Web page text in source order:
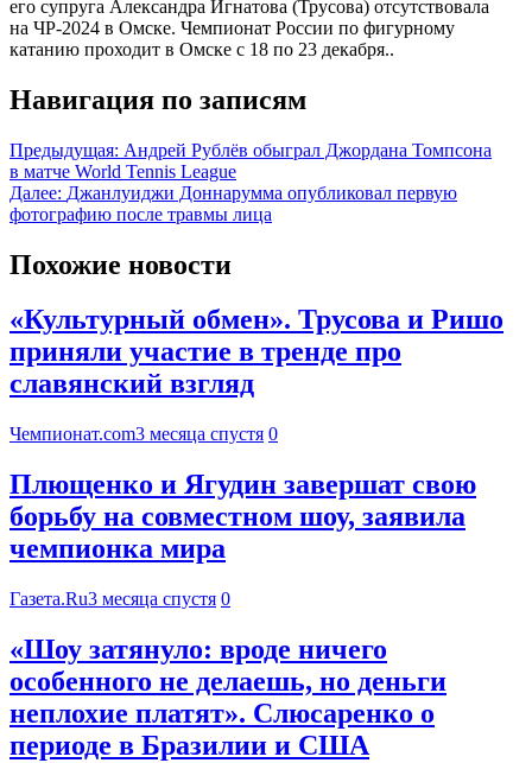
его супруга Александра Игнатова (Трусова) отсутствовала
на ЧР-2024 в Омске. Чемпионат России по фигурному
катанию проходит в Омске с 18 по 23 декабря..
Навигация по записям
Предыдущая: Андрей Рублёв обыграл Джордана Томпсона
в матче World Tennis League
Далее: Джанлуиджи Доннарумма опубликовал первую
фотографию после травмы лица
Похожие новости
«Культурный обмен». Трусова и Ришо
приняли участие в тренде про
славянский взгляд
Чемпионат.com3 месяца спустя 0
Плющенко и Ягудин завершат свою
борьбу на совместном шоу, заявила
чемпионка мира
Газета.Ru3 месяца спустя 0
«Шоу затянуло: вроде ничего
особенного не делаешь, но деньги
неплохие платят». Слюсаренко о
периоде в Бразилии и США